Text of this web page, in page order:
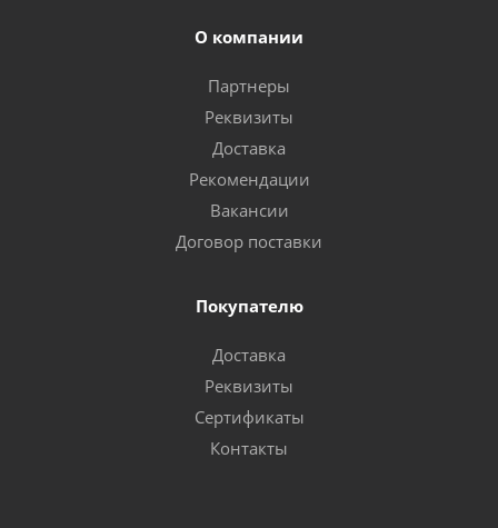
О компании
Партнеры
Реквизиты
Доставка
Рекомендации
Вакансии
Договор поставки
Покупателю
Доставка
Реквизиты
Сертификаты
Контакты